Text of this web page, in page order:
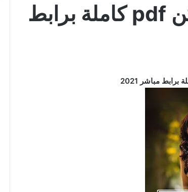
تحميل رواية عشقتها ولكن pdf كاملة برابط